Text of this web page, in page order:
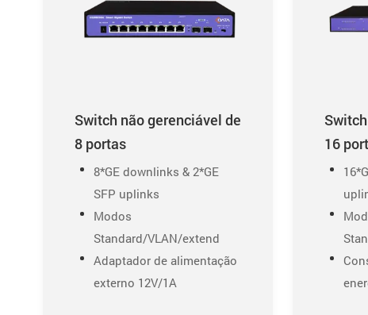
Switch não gerenciável de
8 portas
8*GE downlinks & 2*GE
SFP uplinks
Modos
Standard/VLAN/extend
Adaptador de alimentação
externo 12V/1A
16